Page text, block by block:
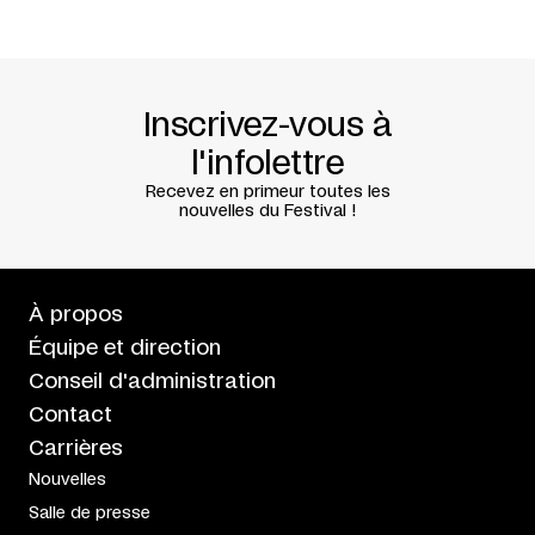
Musique créée avec le soutien de la
Charles and Joan
Gross Family Foundation
Maquillage de scène offert par
Elsa Pépin
Neil Kroetsch
Inscrivez-vous à
l'infolettre
Recevez en primeur toutes les
nouvelles du Festival !
À propos
Équipe et direction
Conseil d'administration
Contact
Carrières
Nouvelles
Salle de presse